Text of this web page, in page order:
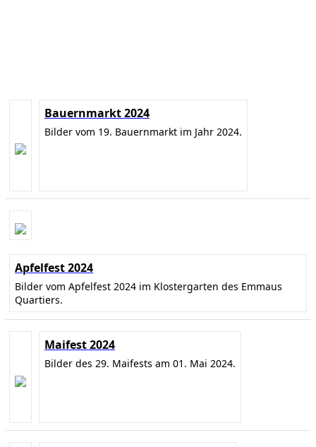
Bauernmarkt 2024
Bilder vom 19. Bauernmarkt im Jahr 2024.
Apfelfest 2024
Bilder vom Apfelfest 2024 im Klostergarten des Emmaus
Quartiers.
Maifest 2024
Bilder des 29. Maifests am 01. Mai 2024.